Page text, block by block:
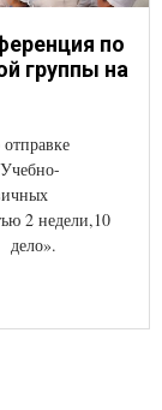
по
группы на
2 недели,10
дело».